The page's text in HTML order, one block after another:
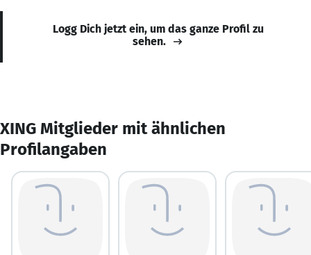
Logg Dich jetzt ein, um das ganze Profil zu
sehen.
XING Mitglieder mit ähnlichen
Profilangaben